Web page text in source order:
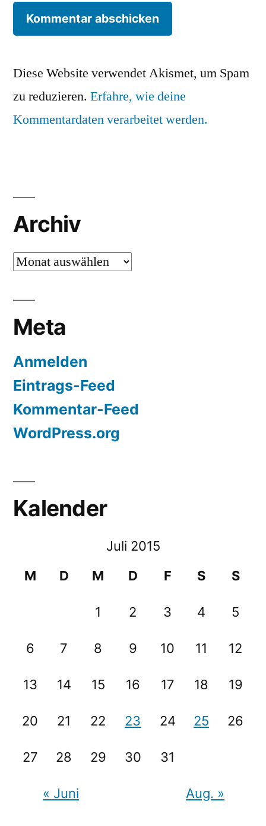
Diese Website verwendet Akismet, um Spam
zu reduzieren. Erfahre, wie deine
Kommentardaten verarbeitet werden.
Archiv
Archiv
Meta
Anmelden
Eintrags-Feed
Kommentar-Feed
WordPress.org
Kalender
Juli 2015
M
D M D F S S
1 2 3 4 5
6 7 8 9 10 11 12
13 14 15 16 17 18 19
20 21 22 23 24 25 26
27 28 29 30 31
« Juni Aug. »